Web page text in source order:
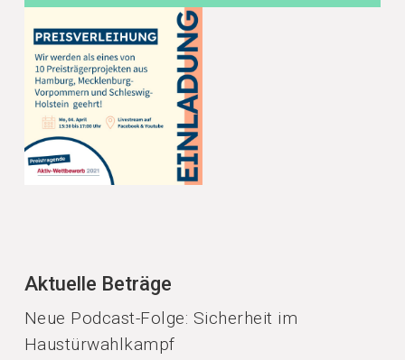
Aktuelle Beträge
Neue Podcast-Folge: Sicherheit im
Haustürwahlkampf